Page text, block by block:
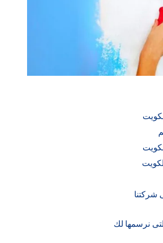
شركتنا
نرسمها لك